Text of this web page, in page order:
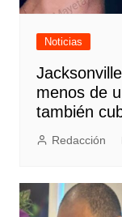
Noticias
menos de
también
Redacción